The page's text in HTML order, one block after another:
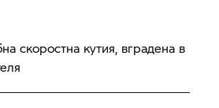
скоростна кутия, вградена в